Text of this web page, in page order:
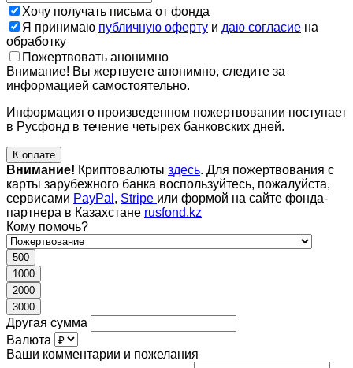
Хочу получать письма от фонда
Я принимаю публичную оферту и даю согласие на
обработку
Пожертвовать анонимно
Внимание! Вы жертвуете анонимно, следите за
информацией самостоятельно.
Информация о произведенном пожертвовании поступает
в Русфонд в течение четырех банковских дней.
К оплате
Внимание! Криптовалюты здесь. Для пожертвования с
карты зарубежного банка воспользуйтесь, пожалуйста,
сервисами PayPal , Stripe или формой на сайте фонда-
партнера в Казахстане rusfond.kz
Кому помочь?
500
1000
2000
3000
Другая сумма
Валюта
Ваши комментарии и пожелания